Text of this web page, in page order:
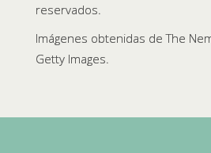
reservados.
Imágenes obtenidas de The
Getty Images.